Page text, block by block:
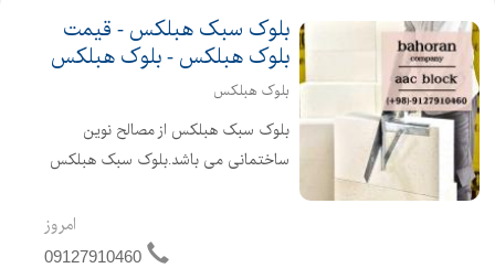
بلوک سبک هبلکس - قیمت
بلوک هبلکس - بلوک هبلکس
بلوک هبلکس
بلوک سبک هبلکس از مصالح نوین
ساختمانی می باشد.بلوک سبک هبلکس
مقرون به صرفه بودن ، عایق سرما و گرما ،
مقاوم در برابر زلزله ، سرعت اجرای بالا ،
امروز
09127910460